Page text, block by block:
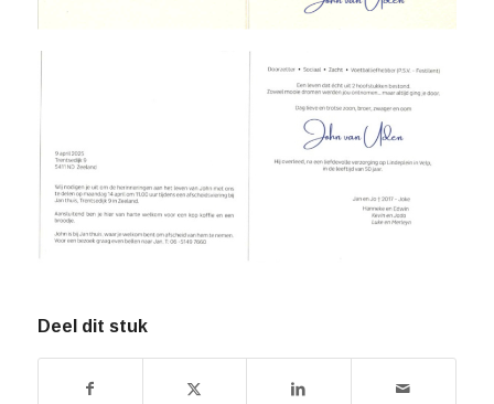
Deel dit stuk